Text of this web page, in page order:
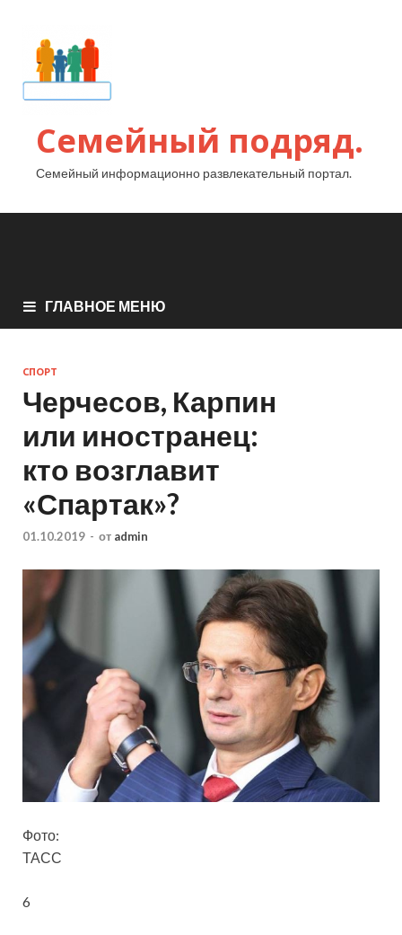
Семейный подряд.
Семейный информационно развлекательный портал.
ГЛАВНОЕ МЕНЮ
СПОРТ
Черчесов, Карпин
или иностранец:
кто возглавит
«Спартак»?
01.10.2019 - от admin
Фото:
ТАСС
6